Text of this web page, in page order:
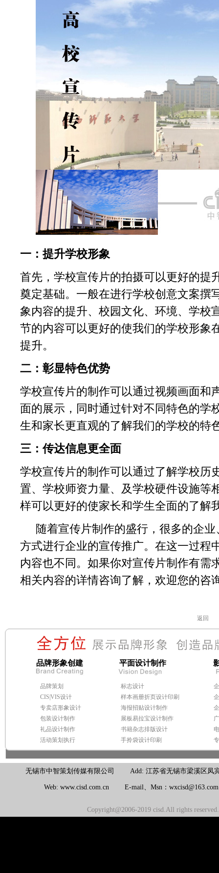
一：提升学校形象
首先，学校宣传片的拍摄可以更好的提
奠定基础。一般在进行学校创意文案撰
象内容的提升、校园文化、环境、学校
节的内容可以更好的使我们的学校形象
提升。
二：彰显特色优势
学校宣传片的制作可以通过视频画面和
面的展示，同时通过针对不同特色的学
生和家长更直观的了解我们的学校的
三：传达信息更全面
学校宣传片的制作可以通过了解学校历
置、学校师资力量、及学校硬件设施等
样可以更好的使家长和学生全面的了解
随着宣传片制作的盛行，很多的企
方式进行企业的宣传推广。在这一过程
内容也不同。如果你对宣传片制作有需
相关内容的详情咨询了解，欢迎您的咨
返回
品牌形象创建 平面设计制作
品牌策划
CIS|VIS设计
专卖店形象设计
包装设计制作
礼品设计制作
活动策划执行
标志设计
样本画册折页设计印刷
海报招贴设计制作
展板易拉宝设计制作
书籍杂志排版设计
手拎袋设计印刷
无锡市中智策划传媒有限公司 Add: 江苏省无锡市梁溪区凤
Web: www.cisd.com.cn E-mail、Msn：
Copyright@2006-2019 cisd.All rights